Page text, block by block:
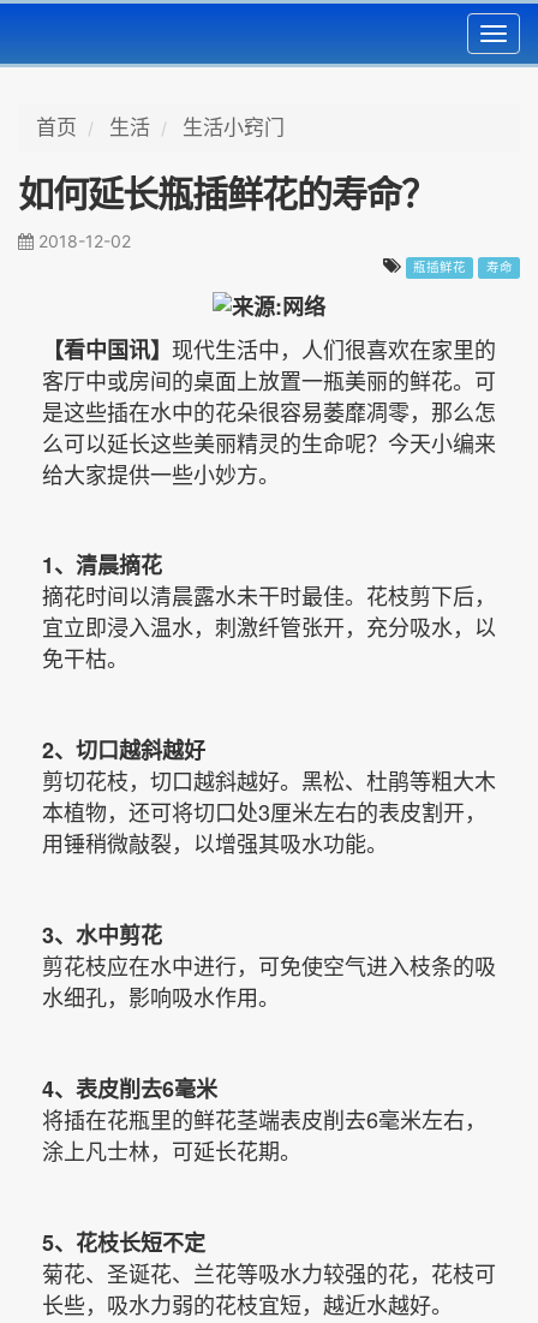
首页 生活 生活小窍门
如何延长瓶插鲜花的寿命？
2018-12-02
瓶插鲜花 寿命
【看中国讯】 现代生活中，人们很喜欢在家里的
客厅中或房间的桌面上放置一瓶美丽的鲜花。可
是这些插在水中的花朵很容易萎靡凋零，那么怎
么可以延长这些美丽精灵的生命呢？今天小编来
给大家提供一些小妙方。
1、清晨摘花
摘花时间以清晨露水未干时最佳。花枝剪下后，
宜立即浸入温水，刺激纤管张开，充分吸水，以
免干枯。
2、切口越斜越好
剪切花枝，切口越斜越好。黑松、杜鹃等粗大木
本植物，还可将切口处3厘米左右的表皮割开，
用锤稍微敲裂，以增强其吸水功能。
3、水中剪花
剪花枝应在水中进行，可免使空气进入枝条的吸
水细孔，影响吸水作用。
4、表皮削去6毫米
将插在花瓶里的鲜花茎端表皮削去6毫米左右，
涂上凡士林，可延长花期。
5、花枝长短不定
菊花、圣诞花、兰花等吸水力较强的花，花枝可
长些，吸水力弱的花枝宜短，越近水越好。